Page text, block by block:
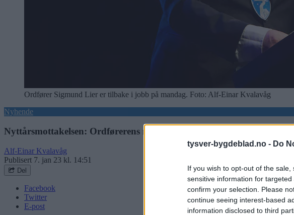
tysver-bygdeblad.no - Do
If you wish to opt-out of the
sensitive information for
confirm your selection. Please
continue seeing interest-based
information disclosed to third
Ordfører Sigmund Lier er tilbake i jobb på mandag. Foto: Alf-Einar Kvalavåg
Nyhende
Nyttårsmottakelsen: Ordførerens nyttårstale
Alf-Einar Kvalavåg
Publisert 7. jan 23 kl. 14:51
Del
Facebook
Twitter
E-post